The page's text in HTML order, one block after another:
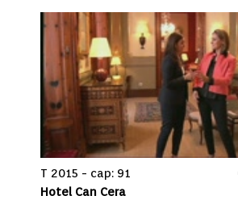
T 2015 - cap: 91
Hotel Can Cera